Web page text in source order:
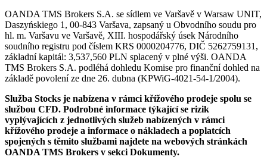
OANDA TMS Brokers S.A. se sídlem ve Varšavě v Warsaw UNIT,
Daszyńskiego 1, 00-843 Varšava, zapsaný u Obvodního soudu pro
hl. m. Varšavu ve Varšavě, XIII. hospodářský úsek Národního
soudního registru pod číslem KRS 0000204776, DIČ 5262759131,
základní kapitál: 3,537,560 PLN splacený v plné výši. OANDA
TMS Brokers S.A. podléhá dohledu Komise pro finanční dohled na
základě povolení ze dne 26. dubna (KPWiG-4021-54-1/2004).
Služba Stocks je nabízena v rámci křížového prodeje spolu se
službou CFD. Podrobné informace týkající se rizik
vyplývajících z jednotlivých služeb nabízených v rámci
křížového prodeje a informace o nákladech a poplatcích
spojených s těmito službami najdete na webových stránkách
OANDA TMS Brokers v sekci Dokumenty.